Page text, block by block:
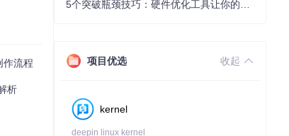
作流程
析
项目优选 收起
kernel
deepin linux kernel